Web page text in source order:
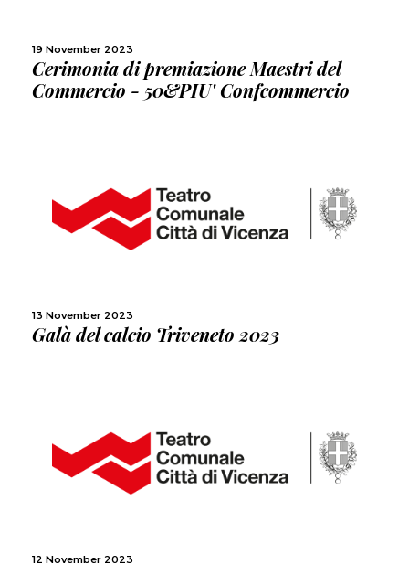
19 November 2023
Cerimonia di premiazione Maestri del
Commercio - 50&PIU' Confcommercio
13 November 2023
Galà del calcio Triveneto 2023
MORE
12 November 2023
MORE